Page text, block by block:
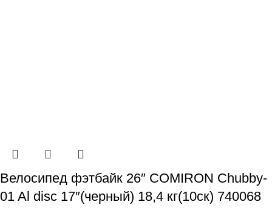
Велосипед фэтбайк 26″ COMIRON Chubby-
01 Al disc 17″(черный) 18,4 кг(10cк) 740068